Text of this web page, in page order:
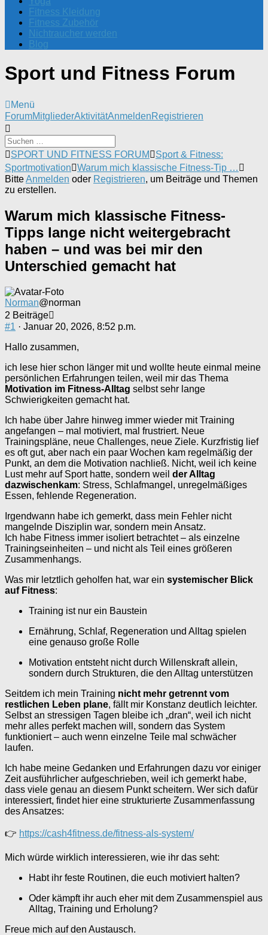
Fitness Kleidung
Fitness Zubehör
Nichtraucher werden
Blog
Sport und Fitness Forum
Menü
Forum-
Navigation
ForumMitgliederAktivitätAnmeldenRegistrieren
Forum-
Breadcrumbs
-
Du
bist
SPORT UND FITNESS FORUM
Sport & Fitness:
Sportmotivation
Warum mich klassische Fitness-Tip …
BitteAnmelden oder Registrieren, um Beiträge und Themen
zu erstellen.
Warum mich klassische Fitness-
Tipps lange nicht weitergebracht
haben – und was bei mir den
Unterschied gemacht hat
Norman@norman
2 Beiträge
#1 · Januar 20, 2026, 8:52 p.m.
Hallo zusammen,
ich lese hier schon länger mit und wollte heute einmal meine
persönlichen Erfahrungen teilen, weil mir das Thema
Motivation im Fitness-Alltag selbst sehr lange
Schwierigkeiten gemacht hat.
Ich habe über Jahre hinweg immer wieder mit Training
angefangen – mal motiviert, mal frustriert. Neue
Trainingspläne, neue Challenges, neue Ziele. Kurzfristig lief
es oft gut, aber nach ein paar Wochen kam regelmäßig der
Punkt, an dem die Motivation nachließ. Nicht, weil ich keine
Lust mehr auf Sport hatte, sondern weil der Alltag
dazwischenkam: Stress, Schlafmangel, unregelmäßiges
Essen, fehlende Regeneration.
Irgendwann habe ich gemerkt, dass mein Fehler nicht
mangelnde Disziplin war, sondern mein Ansatz.
Ich habe Fitness immer isoliert betrachtet – als einzelne
Trainingseinheiten – und nicht als Teil eines größeren
Zusammenhangs.
Was mir letztlich geholfen hat, war ein systemischer Blick
auf Fitness:
Training ist nur ein Baustein
Ernährung, Schlaf, Regeneration und Alltag spielen
eine genauso große Rolle
Motivation entsteht nicht durch Willenskraft allein,
sondern durch Strukturen, die den Alltag unterstützen
Seitdem ich mein Training nicht mehr getrennt vom
restlichen Leben plane, fällt mir Konstanz deutlich leichter.
Selbst an stressigen Tagen bleibe ich „dran“, weil ich nicht
mehr alles perfekt machen will, sondern das System
funktioniert – auch wenn einzelne Teile mal schwächer
laufen.
Ich habe meine Gedanken und Erfahrungen dazu vor einiger
Zeit ausführlicher aufgeschrieben, weil ich gemerkt habe,
dass viele genau an diesem Punkt scheitern. Wer sich dafür
interessiert, findet hier eine strukturierte Zusammenfassung
des Ansatzes:
👉 https://cash4fitness.de/fitness-als-system/
Mich würde wirklich interessieren, wie ihr das seht:
Habt ihr feste Routinen, die euch motiviert halten?
Oder kämpft ihr auch eher mit dem Zusammenspiel aus
Alltag, Training und Erholung?
Freue mich auf den Austausch.